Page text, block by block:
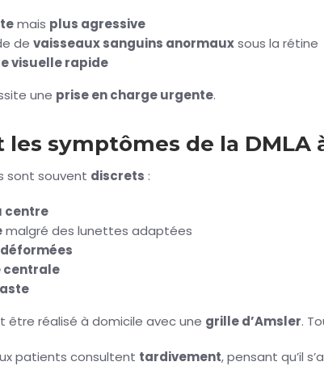
mais plus agressive
de vaisseaux sanguins anormauxsous la rétine
visuelle rapide
une prise en charge urgente.
les symptômes de la DMLA
sont souvent discrets :
centre
malgré des lunettes adaptées
centrale
être réalisé à domicile avec une grille d’Amsler.
patients consultent tardivement, pensant qu’il